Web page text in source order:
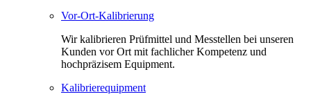
Vor-Ort-Kalibrierung
Wir kalibrieren Prüfmittel und Messtellen bei unseren
Kunden vor Ort mit fachlicher Kompetenz und
hochpräzisem Equipment.
Kalibrierequipment